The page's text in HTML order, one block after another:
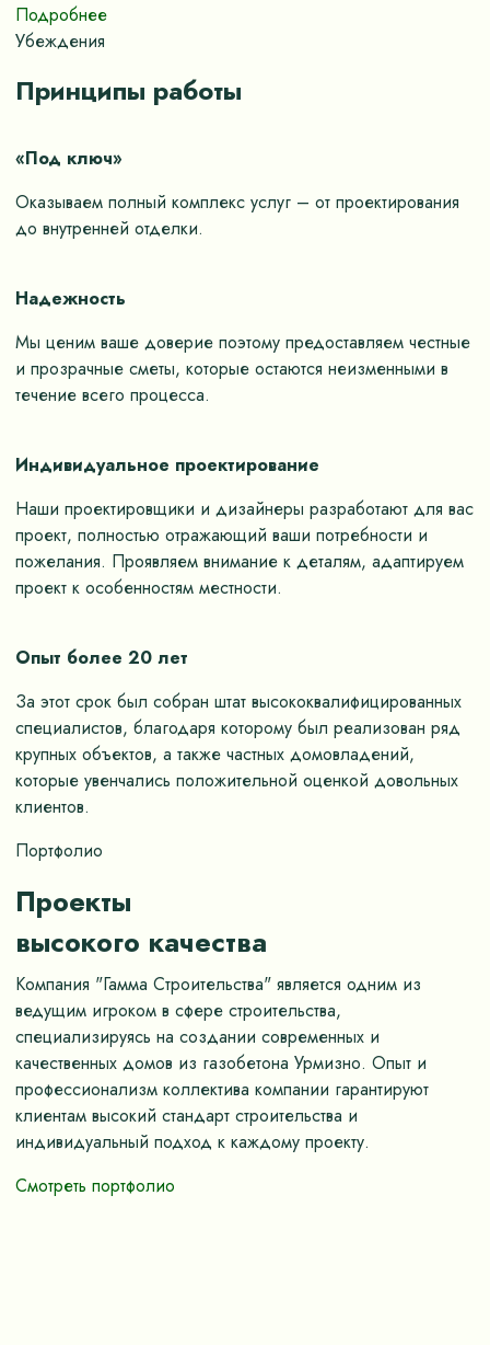
Подробнее
Убеждения
Принципы работы
«Под ключ»
Оказываем полный комплекс услуг – от проектирования
до внутренней отделки.
Надежность
Мы ценим ваше доверие поэтому предоставляем честные
и прозрачные сметы, которые остаются неизменными в
течение всего процесса.
Индивидуальное проектирование
Наши проектировщики и дизайнеры разработают для вас
проект, полностью отражающий ваши потребности и
пожелания. Проявляем внимание к деталям, адаптируем
проект к особенностям местности.
Опыт более 20 лет
За этот срок был собран штат высококвалифицированных
специалистов, благодаря которому был реализован ряд
крупных объектов, а также частных домовладений,
которые увенчались положительной оценкой довольных
клиентов.
Портфолио
Проекты
высокого качества
Компания "Гамма Строительства" является одним из
ведущим игроком в сфере строительства,
специализируясь на создании современных и
качественных домов из газобетона Урмизно. Опыт и
профессионализм коллектива компании гарантируют
клиентам высокий стандарт строительства и
индивидуальный подход к каждому проекту.
Смотреть портфолио